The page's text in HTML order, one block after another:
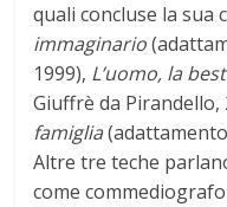
quali concluse la sua
immaginario
1999), L’uomo, la
Giuffrè da Pirandello,
famiglia
Altre tre teche
come